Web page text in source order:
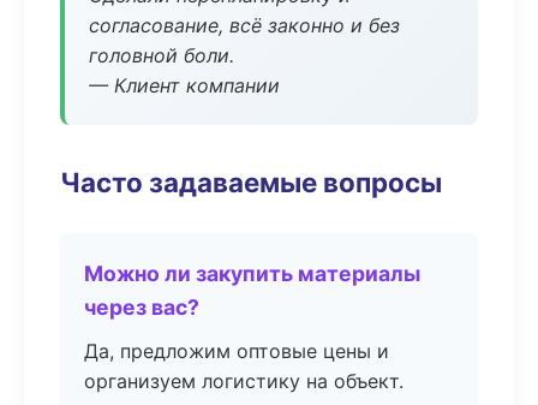
согласование, всё законно и без
головной боли.
— Клиент компании
Часто задаваемые вопросы
Можно ли закупить материалы
через вас?
Да, предложим оптовые цены и
организуем логистику на объект.